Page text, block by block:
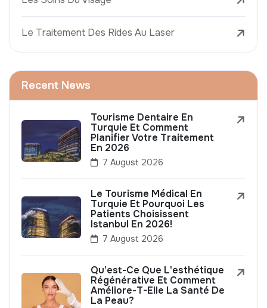
Le Traitement Des Rides Au Laser
Recent News
Tourisme Dentaire En
Turquie Et Comment
Planifier Votre Traitement
En 2026
7 August 2026
Le Tourisme Médical En
Turquie Et Pourquoi Les
Patients Choisissent
Istanbul En 2026!
7 August 2026
Qu'est-Ce Que L'esthétique
Régénérative Et Comment
Améliore-T-Elle La Santé De
La Peau?